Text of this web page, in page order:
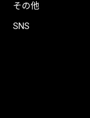
その他
SNS